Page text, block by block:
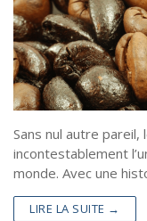
Sans nul autre pareil,
incontestablement
monde. Avec une
LIRE LA SUITE →